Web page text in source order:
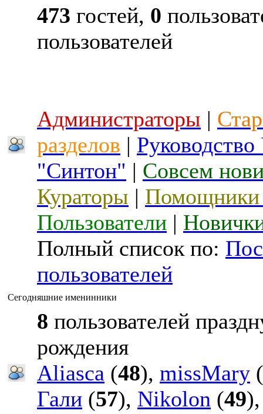
473 гостей, 0
пользователей
Администраторы |
разделов |
"Синтон" | Совсем
Кураторы | Помощники
Пользователи |
Полный список по:
пользователей
Сегодняшние именинники
8 пользователей
рождения
Aliasca (48), missMary (
Гали (57), Nikolon (49